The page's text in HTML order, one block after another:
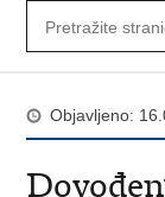
Objavljeno: